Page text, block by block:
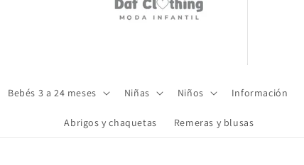
Bebés 3 a 24 meses Niñas Niños Información
Abrigos y chaquetas Remeras y blusas